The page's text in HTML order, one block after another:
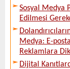
Sosyal Medya
Edilmesi
Medya: E-
Reklamlara
Dijital